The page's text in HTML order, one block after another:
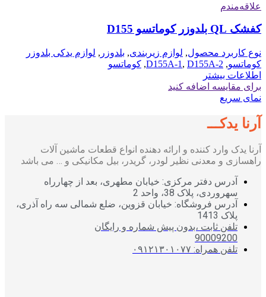
علاقه‌مندم
کفشک QL بلدوزر کوماتسو D155
نوع کاربرد محصول, لوازم زیربندی, بلدوزر , لوازم یدکی بلدوزر
کوماتسو,
D155A-1 , D155A-2
, کوماتسو
اطلاعات بیشتر
برای مقایسه اضافه کنید
نمای سریع
آرنا یدکـــ
آرنا یدک وارد کننده و ارائه دهنده انواع قطعات ماشین آلات
راهسازی و معدنی نظیر لودر، گریدر، بیل مکانیکی و … می باشد
آدرس دفتر مرکزی: خیابان مطهری، بعد از چهارراه
سهروردی، پلاک 38، واحد 2
آدرس فروشگاه: خیابان قزوین، ضلع شمالی سه راه آذری،
پلاک 1413
تلفن ثابت ،بدون پیش شماره و رایگان
90009200
تلفن همراه: ۰۹۱۲۱۳۰۱۰۷۷